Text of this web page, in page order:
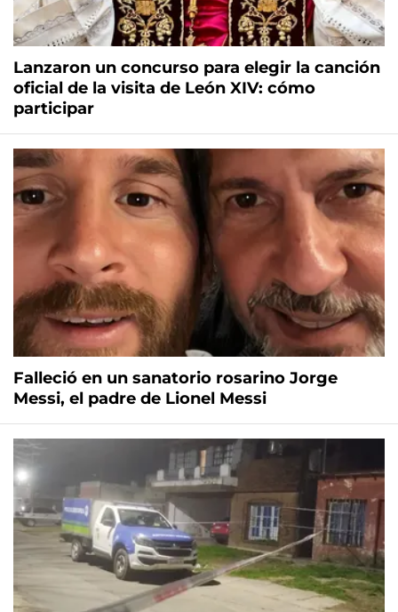
Lanzaron un concurso para elegir la canción
oficial de la visita de León XIV: cómo
participar
Falleció en un sanatorio rosarino Jorge
Messi, el padre de Lionel Messi